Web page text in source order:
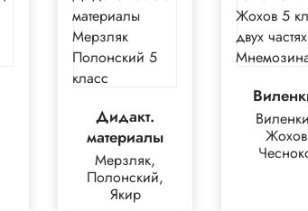
Дидакт.
материалы
Мерзляк,
Полонский,
Якир